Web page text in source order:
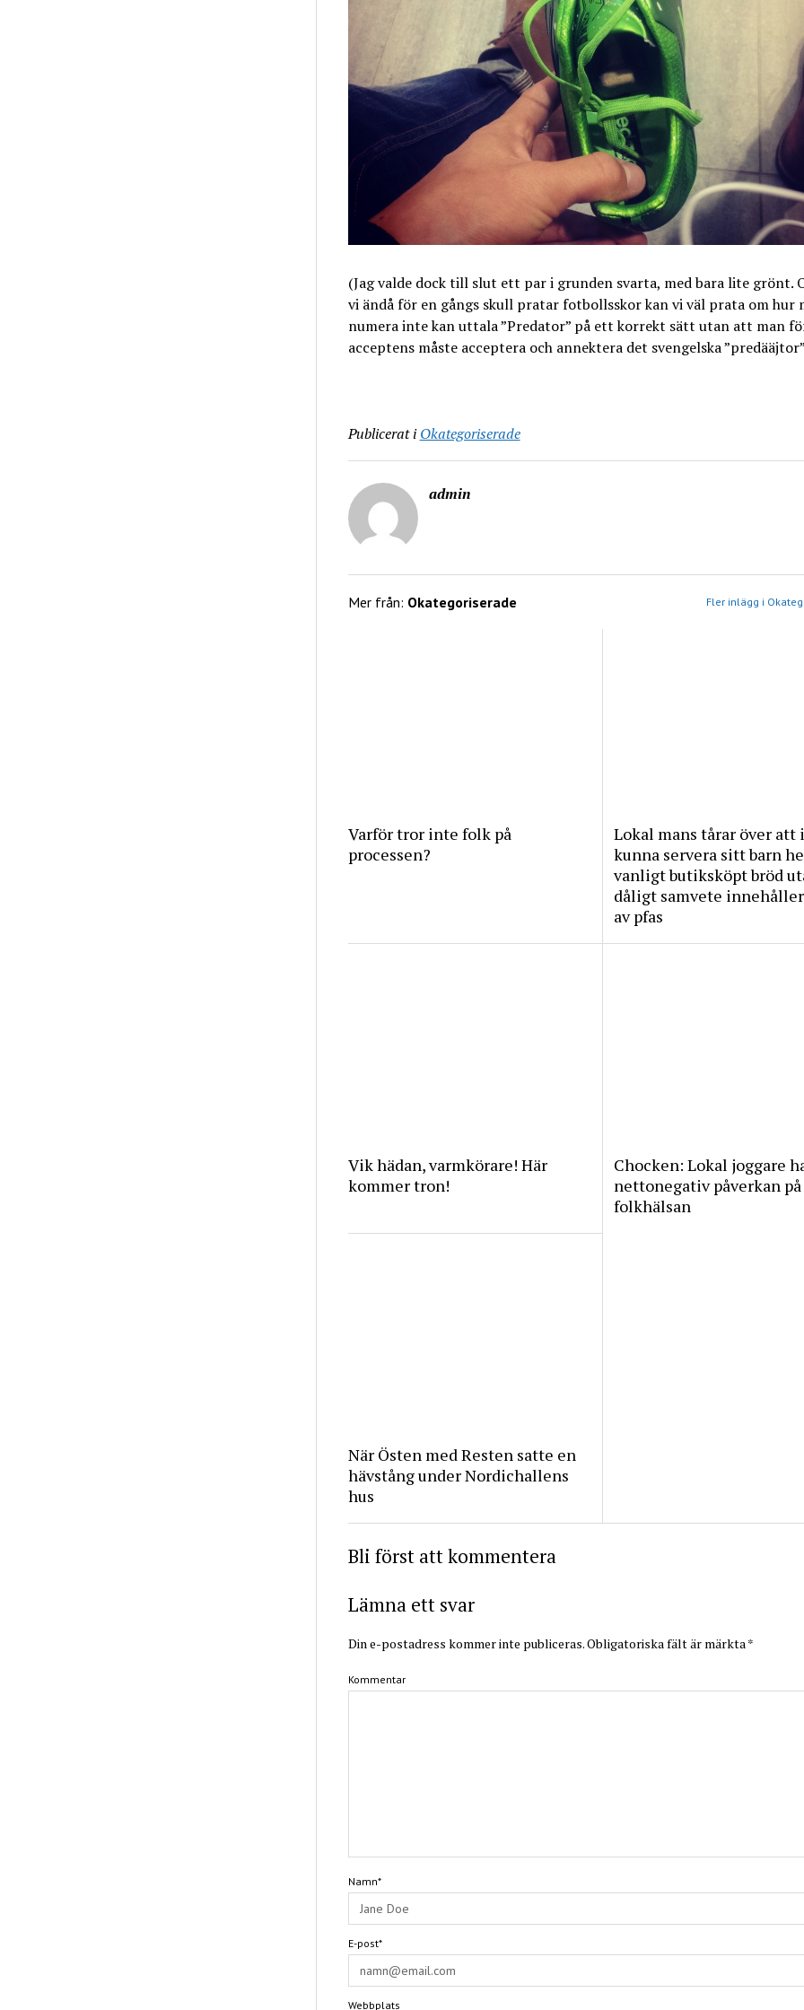
(Jag valde dock till slut ett par i grunden svarta, med bara lite grönt.
vi ändå för en gångs skull pratar fotbollsskor kan vi väl prata om hur
numera inte kan uttala ”Predator” på ett korrekt sätt utan att man
acceptens måste acceptera och annektera det svengelska
Publicerat i Okategoriserade
admin
Mer från: Okategoriserade Fler inlägg i
Varför tror inte folk på
processen?
Lokal mans tårar över att
kunna servera sitt barn
vanligt butiksköpt bröd
dåligt samvete
av pfas
Vik hädan, varmkörare! Här
kommer tron!
Chocken: Lokal joggare
nettonegativ påverkan på
folkhälsan
När Östen med Resten satte en
hävstång under Nordichallens
hus
Bli först att kommentera
Lämna ett svar
Din e-postadress kommer inte publiceras.Obligatoriska fält är märkta*
Kommentar
Namn*
E-post*
Webbplats